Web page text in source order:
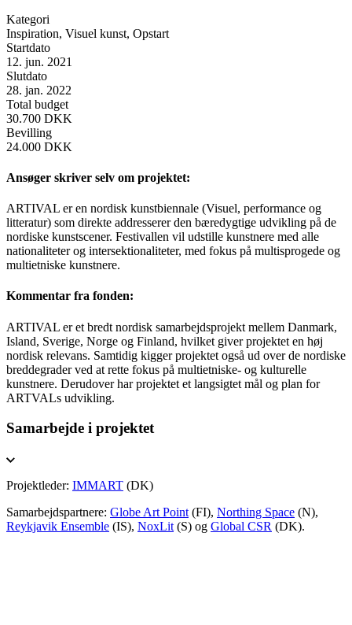
Kategori
Inspiration, Visuel kunst, Opstart
Startdato
12. jun. 2021
Slutdato
28. jan. 2022
Total budget
30.700 DKK
Bevilling
24.000 DKK
Ansøger skriver selv om projektet:
ARTIVAL er en nordisk kunstbiennale (Visuel, performance og
litteratur) som direkte addresserer den bæredygtige udvikling på de
nordiske kunstscener. Festivallen vil udstille kunstnere med alle
nationaliteter og intersektionaliteter, med fokus på multisprogede og
multietniske kunstnere.
Kommentar fra fonden:
ARTIVAL er et bredt nordisk samarbejdsprojekt mellem Danmark,
Island, Sverige, Norge og Finland, hvilket giver projektet en høj
nordisk relevans. Samtidig kigger projektet også ud over de nordiske
breddegrader ved at rette fokus på multietniske- og kulturelle
kunstnere. Derudover har projektet et langsigtet mål og plan for
ARTVALs udvikling.
Samarbejde i projektet
Projektleder: IMMART (DK)
Samarbejdspartnere: Globe Art Point (FI), Northing Space (N),
Reykjavik Ensemble (IS), NoxLit (S) og Global CSR (DK).